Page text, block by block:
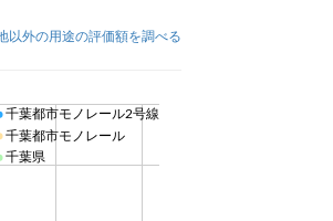
以外の用途の評価額を調べる
千葉都市モノレール2号線
千葉都市モノレール
千葉県